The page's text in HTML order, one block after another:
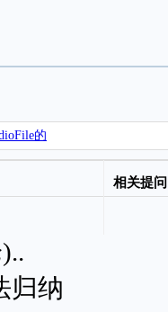
的
相关提问
归纳